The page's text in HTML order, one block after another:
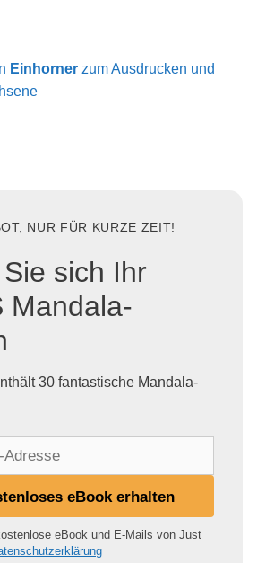
Einhorner zum Ausdrucken und
NUR FÜR KURZE ZEIT!
sich Ihr
Mandala-
30 fantastische Mandala-
eBook erhalten
eBook und E-Mails von Just